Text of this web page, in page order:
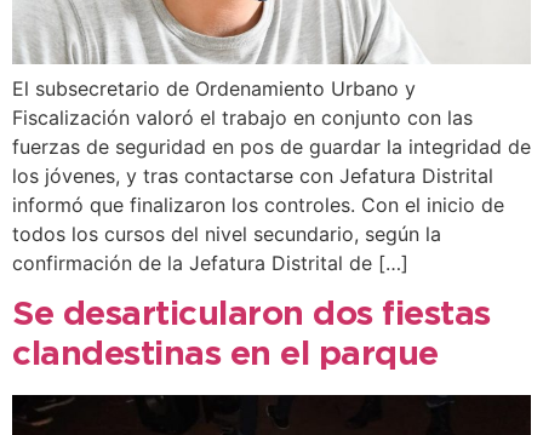
El subsecretario de Ordenamiento Urbano y
Fiscalización valoró el trabajo en conjunto con las
fuerzas de seguridad en pos de guardar la integridad de
los jóvenes, y tras contactarse con Jefatura Distrital
informó que finalizaron los controles. Con el inicio de
todos los cursos del nivel secundario, según la
confirmación de la Jefatura Distrital de […]
Se desarticularon dos fiestas
clandestinas en el parque